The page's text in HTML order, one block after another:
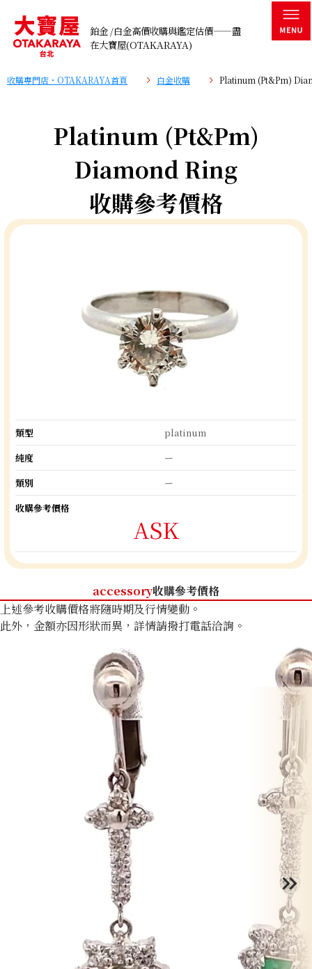
鉑金 /白金高價收購與鑑定估價——盡
在大寶屋(OTAKARAYA)
收購專門店・OTAKARAYA首頁 白金收購 Platinum (Pt&Pm)
Platinum (Pt&Pm)
Diamond Ring
收購參考價格
類型
platinum
純度
ー
類別
ー
收購參考價格
ASK
accessory收購參考價格
上述參考收購價格將隨時期及行情變動。
此外，金額亦因形狀而異，詳情請撥打電話洽詢。